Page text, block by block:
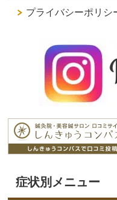
プライバシーポリシ
症状別メニュー